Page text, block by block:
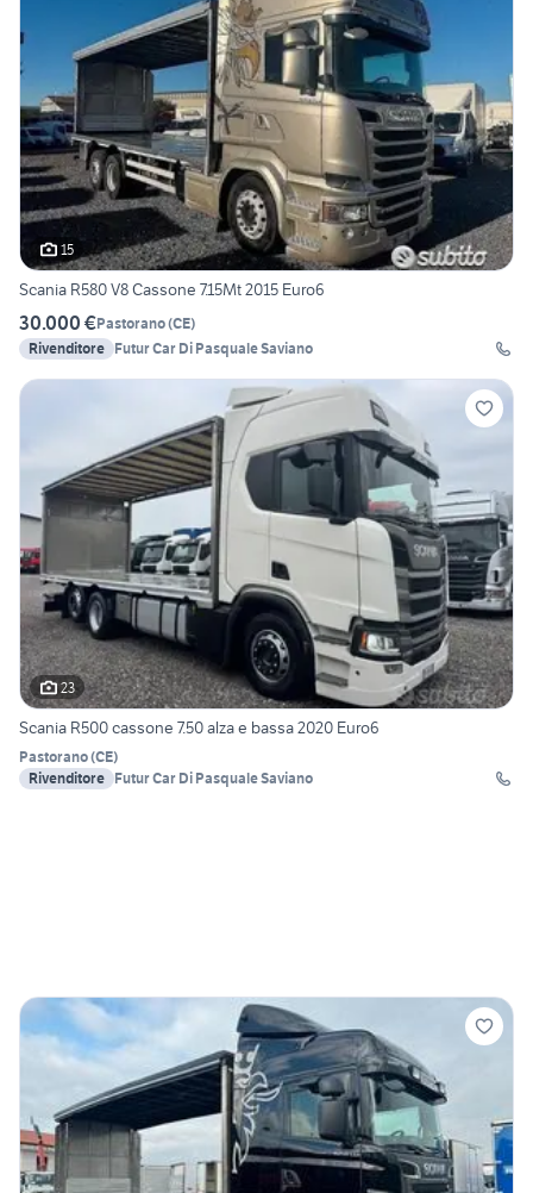
15
Scania R580 V8 Cassone 7.15Mt 2015 Euro6
30.000 €Pastorano(CE)
Rivenditore Futur Car Di Pasquale Saviano
23
Scania R500 cassone 7.50 alza e bassa 2020 Euro6
Pastorano(CE)
Rivenditore Futur Car Di Pasquale Saviano